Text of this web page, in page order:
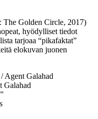
The Golden Circle, 2017)
hyödylliset tiedot
tarjoaa “pikafaktat”
elokuvan juonen
Agent Galahad
Galahad